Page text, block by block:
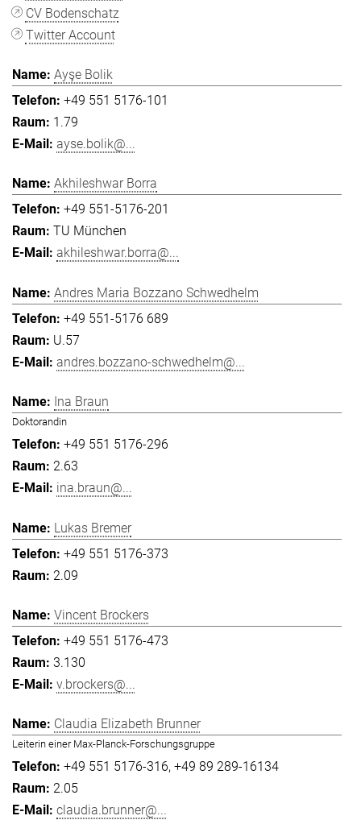
CV Bodenschatz
Twitter Account
Ayşe Bolik
+49 551 5176-101
1.79
ayse.bolik@...
Akhileshwar Borra
+49 551-5176-201
TU München
akhileshwar.borra@...
Andres Maria Bozzano Schwedhelm
+49 551-5176 689
U.57
andres.bozzano-schwedhelm@...
Ina Braun
Doktorandin
+49 551 5176-296
2.63
ina.braun@...
Lukas Bremer
+49 551 5176-373
2.09
Vincent Brockers
+49 551 5176-473
3.130
v.brockers@...
Claudia Elizabeth Brunner
Leiterin einer Max-Planck-Forschungsgruppe
+49 551 5176-316 +49 89 289-16134
2.05
claudia.brunner@...